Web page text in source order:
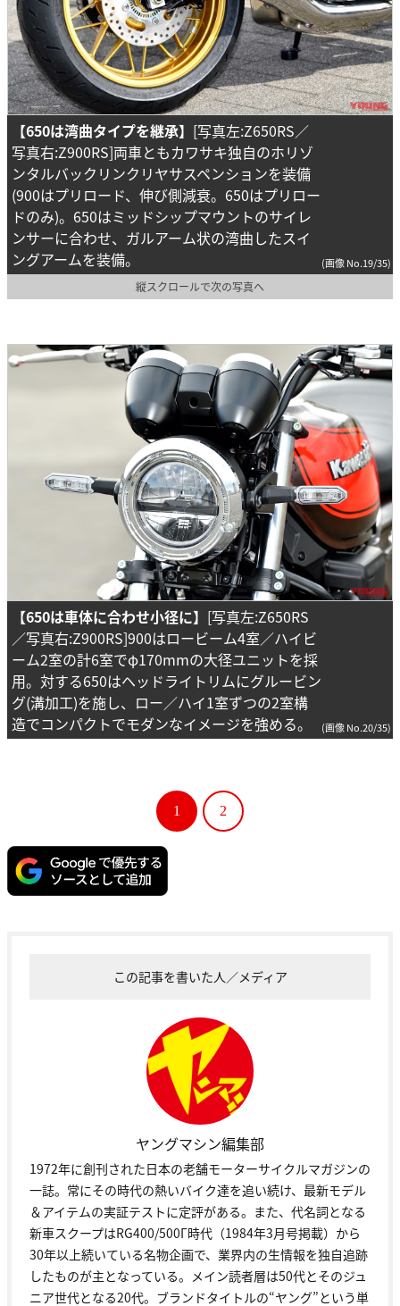
【650は湾曲タイプを継承】 [写真左:Z650RS／
写真右:Z900RS]両車ともカワサキ独自のホリゾ
ンタルバックリンクリヤサスペンションを装備
(900はプリロード、伸び側減衰。650はプリロー
ドのみ)。650はミッドシップマウントのサイレ
ンサーに合わせ、ガルアーム状の湾曲したスイ
ングアームを装備。
(画像 No.19/35)
縦スクロールで次の写真へ
【650は車体に合わせ小径に】 [写真左:Z650RS
／写真右:Z900RS]900はロービーム4室／ハイビ
ーム2室の計6室でφ170mmの大径ユニットを採
用。対する650はヘッドライトリムにグルービン
グ(溝加工)を施し、ロー／ハイ1室ずつの2室構
造でコンパクトでモダンなイメージを強める。
(画像 No.20/35)
1 2
この記事を書いた人／メディア
ヤングマシン編集部
1972年に創刊された日本の老舗モーターサイクルマガジンの
一誌。常にその時代の熱いバイク達を追い続け、最新モデル
＆アイテムの実証テストに定評がある。また、代名詞となる
新車スクープはRG400/500Γ時代（1984年3月号掲載）から
30年以上続いている名物企画で、業界内の生情報を独自追跡
したものが主となっている。メイン読者層は50代とそのジュ
ニア世代となる20代。ブランドタイトルの“ヤング”という単